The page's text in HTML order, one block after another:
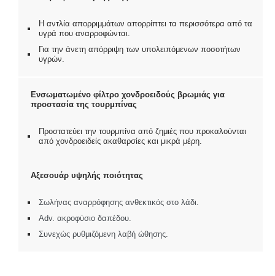
Η αντλία απορριμμάτων απορρίπτει τα περισσότερα από τα
υγρά που αναρροφώνται.
Για την άνετη απόρριψη των υπολειπόμενων ποσοτήτων
υγρών.
Ενσωματωμένο φίλτρο χονδροειδούς βρωμιάς για
προστασία της τουρμπίνας
Προστατεύει την τουρμπίνα από ζημιές που προκαλούνται
από χονδροειδείς ακαθαρσίες και μικρά μέρη.
Αξεσουάρ υψηλής ποιότητας
Σωλήνας αναρρόφησης ανθεκτικός στο λάδι.
Adv. ακροφύσιο δαπέδου.
Συνεχώς ρυθμιζόμενη λαβή ώθησης.